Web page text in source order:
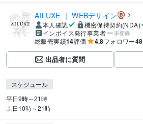
AILUXE ｜ WEBデザイン
本人確認
機密保持契約(NDA)
インボイス発行事業者
未登録
総販売実績14評価 4.8フォロワー48
出品者に質問
スケジュール
平日9時～21時
土日10時～21時